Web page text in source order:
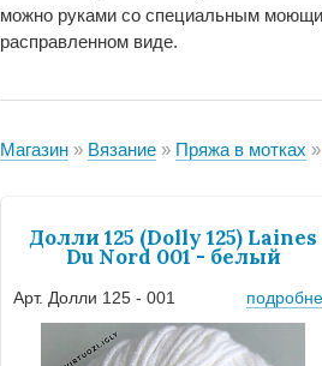
можно руками со специальным
расправленном виде.
Магазин Вязание Пряжа в мотках
Долли 125 (Dolly 125) Laines
Du Nord 001 - белый
Арт. Долли 125 - 001